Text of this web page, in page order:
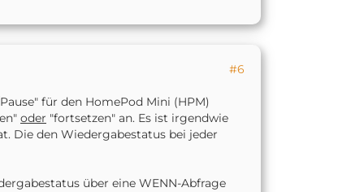
#6
für den HomePod Mini (HPM)
oder "fortsetzen" an. Es ist irgendwie
Die den Wiedergabestatus bei jeder
über eine WENN-Abfrage